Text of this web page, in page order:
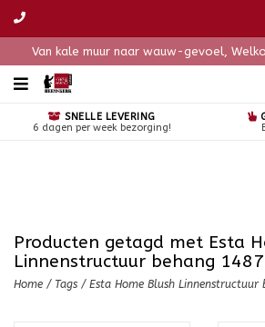
Van kale muur naar wauw-gevoel,
SNELLE LEVERING
6 dagen per week bezorging!
Producten getagd met Esta
Linnenstructuur behang
Home / Tags / Esta Home Blush Linnenstructuur